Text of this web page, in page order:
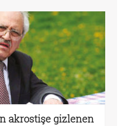
akrostişe gizlenen